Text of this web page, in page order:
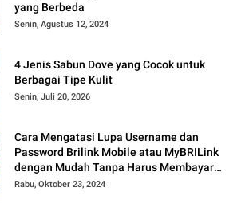
yang Berbeda
Senin, Agustus 12, 2024
4 Jenis Sabun Dove yang Cocok untuk
Berbagai Tipe Kulit
Senin, Juli 20, 2026
Cara Mengatasi Lupa Username dan
Password Brilink Mobile atau MyBRILink
dengan Mudah Tanpa Harus Membayar
Jasa
Rabu, Oktober 23, 2024